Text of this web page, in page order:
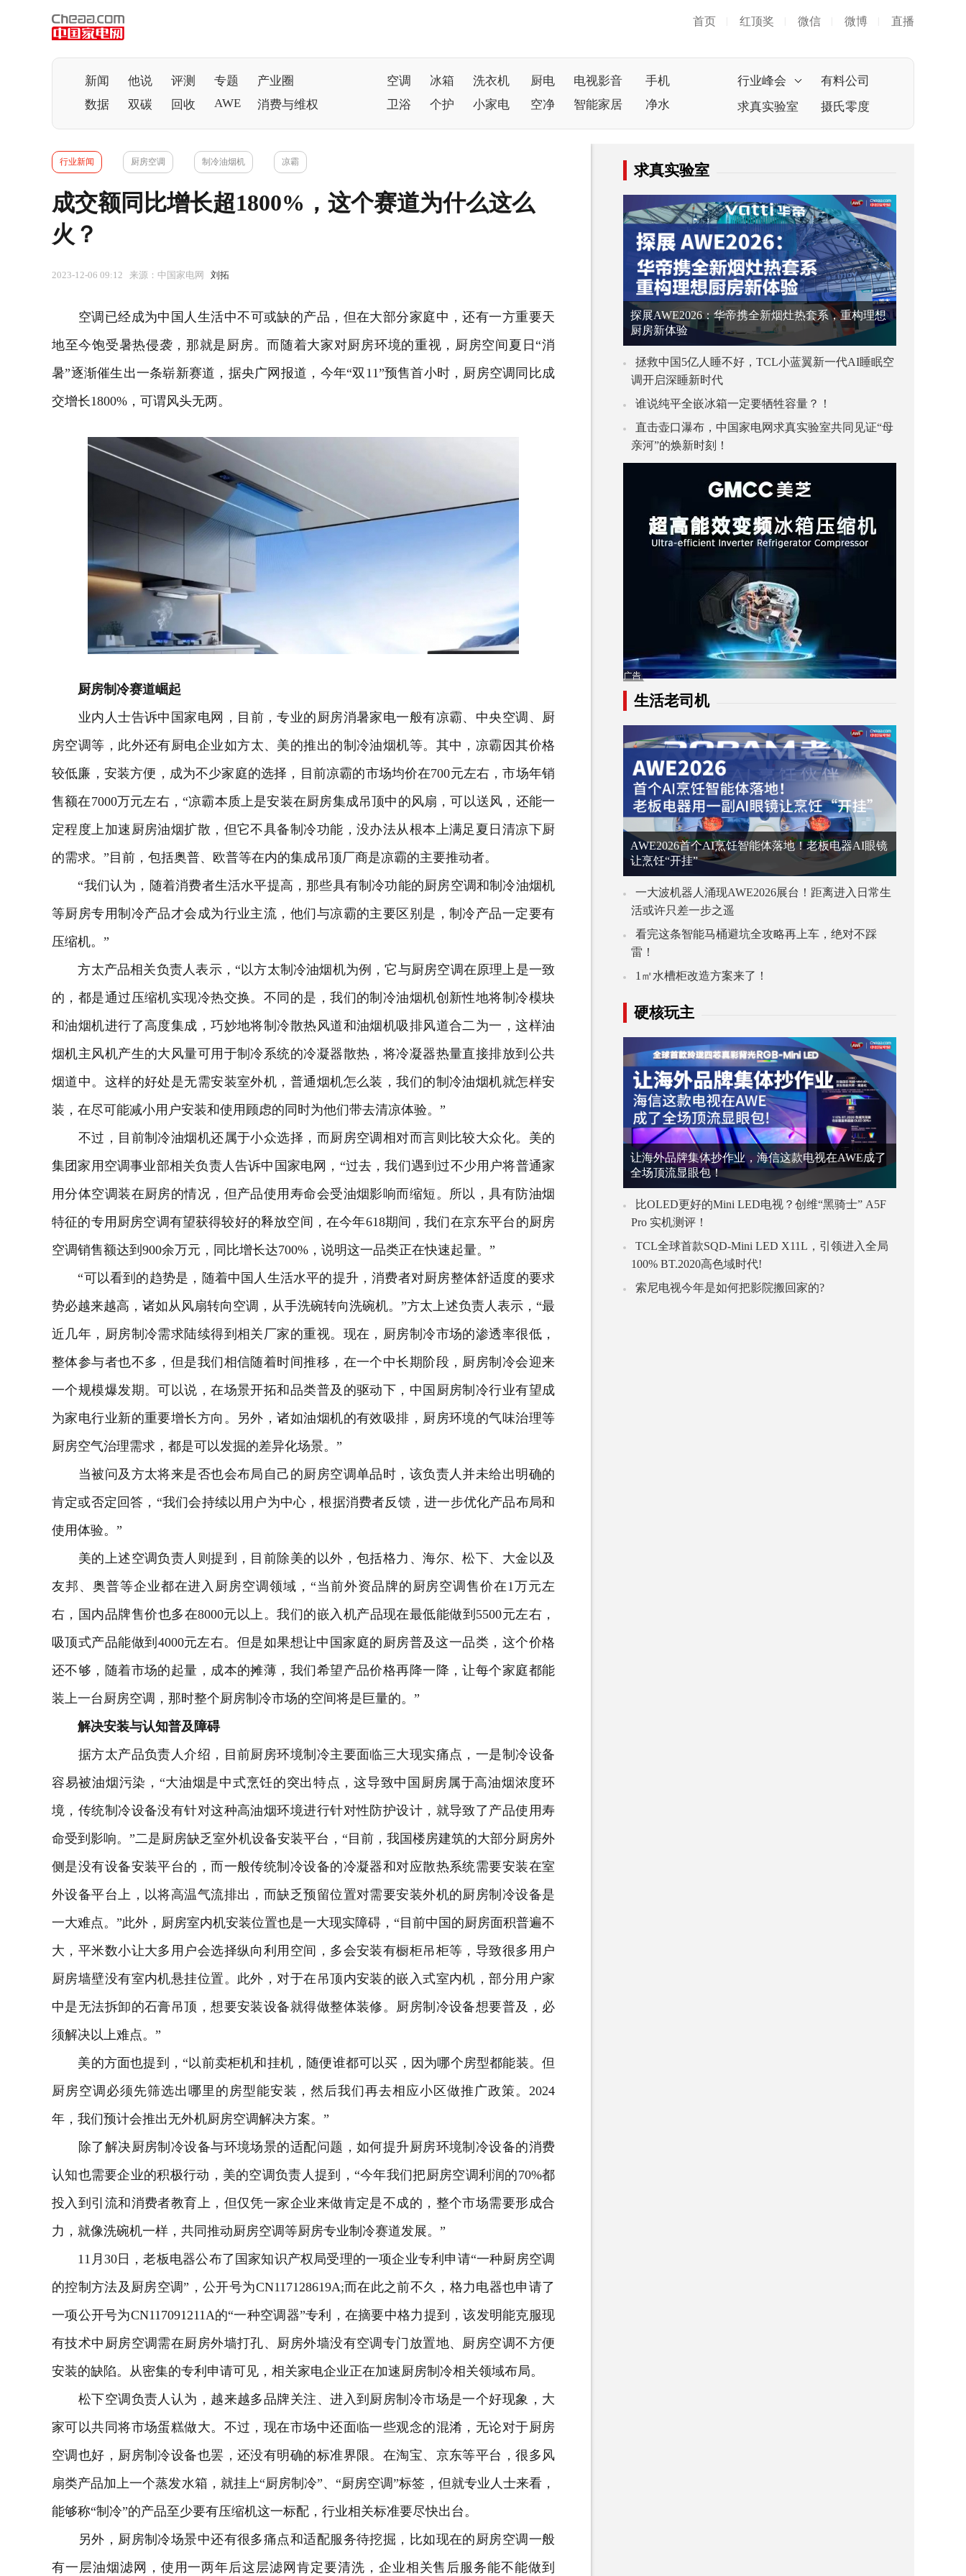
首页 红顶奖 微信 微博 直播
新闻 他说 评测 专题
产业圈
数据
双碳 回收 AWE 消费与维权
空调 冰箱 洗衣机 厨电 电视影音
手机
卫浴
个护 小家电 空净 智能家居 净水
行业峰会
有料公司
求真实验室
摄氏零度
行业新闻 厨房空调 制冷油烟机 凉霸
成交额同比增长超1800%，这个赛道为什么这么
火？
2023-12-06 09:12 来源：中国家电网 刘拓
空调 已经成为中国人生活中不可或缺的产品，但在大部分家庭中，还有一方重要天
地至今饱受暑热侵袭，那就是厨房。而随着大家对厨房环境的重视，厨房空间夏日“消
暑”逐渐催生出一条崭新赛道，据央广网报道，今年“双11”预售首小时，厨房空调同比成
交增长1800%，可谓风头无两。
厨房制冷赛道崛起
业内人士告诉中国家电网 ，目前，专业的厨房消暑家电一般有凉霸、 中央空调 、厨
房空调等，此外还有厨电企业如方太、美的推出的制冷油烟机等。其中，凉霸因其价格
较低廉，安装方便，成为不少家庭的选择，目前凉霸的市场均价在700元左右，市场年销
售额在7000万元左右，“凉霸本质上是安装在厨房集成吊顶中的风扇，可以送风，还能一
定程度上加速厨房油烟扩散，但它不具备制冷功能，没办法从根本上满足夏日清凉下厨
的需求。”目前，包括奥普、欧普等在内的集成吊顶厂商是凉霸的主要推动者。
“我们认为，随着消费者生活水平提高，那些具有制冷功能的厨房空调和制冷油烟机
等厨房专用制冷产品才会成为行业主流，他们与凉霸的主要区别是，制冷产品一定要有
压缩机。”
方太产品相关负责人表示，“以方太制冷油烟机为例，它与厨房空调在原理上是一致
的，都是通过压缩机实现冷热交换。不同的是，我们的制冷油烟机创新性地将制冷模块
和油烟机进行了高度集成，巧妙地将制冷散热风道和油烟机吸排风道合二为一，这样油
烟机主风机产生的大风量可用于制冷系统的冷凝器散热，将冷凝器热量直接排放到公共
烟道中。这样的好处是无需安装室外机，普通烟机怎么装，我们的制冷油烟机就怎样安
装，在尽可能减小用户安装和使用顾虑的同时为他们带去清凉体验。”
不过，目前制冷油烟机还属于小众选择，而厨房空调相对而言则比较大众化。美的
集团 家用空调事业部相关负责人告诉中国家电网，“过去，我们遇到过不少用户将普通家
用分体空调装在厨房的情况，但产品使用寿命会受油烟影响而缩短。所以，具有防油烟
特征的专用厨房空调有望获得较好的释放空间，在今年618期间，我们在京东平台的厨房
空调销售额达到900余万元，同比增长达700%，说明这一品类正在快速起量。”
“可以看到的趋势是，随着中国人生活水平的提升，消费者对厨房整体舒适度的要求
势必越来越高，诸如从风扇转向空调，从手洗碗转向洗碗机。”方太上述负责人表示，“最
近几年，厨房制冷需求陆续得到相关厂家的重视。现在，厨房制冷市场的渗透率很低，
整体参与者也不多，但是我们相信随着时间推移，在一个中长期阶段，厨房制冷会迎来
一个规模爆发期。可以说，在场景开拓和品类普及的驱动下，中国厨房制冷行业有望成
为家电行业新的重要增长方向。另外，诸如油烟机的有效吸排，厨房环境的气味治理等
厨房空气治理需求，都是可以发掘的差异化场景。”
当被问及方太将来是否也会布局自己的厨房空调单品时，该负责人并未给出明确的
肯定或否定回答，“我们会持续以用户为中心，根据消费者反馈，进一步优化产品布局和
使用体验。”
美的上述空调负责人则提到，目前除美的以外，包括格力、海尔、松下、大金以及
友邦、奥普等企业都在进入厨房空调领域，“当前外资品牌的厨房空调售价在1万元左
右，国内品牌售价也多在8000元以上。我们的嵌入机产品现在最低能做到5500元左右，
吸顶式产品能做到4000元左右。但是如果想让中国家庭的厨房普及这一品类，这个价格
还不够，随着市场的起量，成本的摊薄，我们希望产品价格再降一降，让每个家庭都能
装上一台厨房空调，那时整个厨房制冷市场的空间将是巨量的。”
解决安装与认知普及障碍
据方太产品负责人介绍，目前厨房环境制冷主要面临三大现实痛点，一是制冷设备
容易被油烟污染，“大油烟是中式烹饪的突出特点，这导致中国厨房属于高油烟浓度环
境，传统制冷设备没有针对这种高油烟环境进行针对性防护设计，就导致了产品使用寿
命受到影响。”二是厨房缺乏室外机设备安装平台，“目前，我国楼房建筑的大部分厨房外
侧是没有设备安装平台的，而一般传统制冷设备的冷凝器和对应散热系统需要安装在室
外设备平台上，以将高温气流排出，而缺乏预留位置对需要安装外机的厨房制冷设备是
一大难点。”此外，厨房室内机安装位置也是一大现实障碍，“目前中国的厨房面积普遍不
大，平米数小让大多用户会选择纵向利用空间，多会安装有橱柜吊柜等，导致很多用户
厨房墙壁没有室内机悬挂位置。此外，对于在吊顶内安装的嵌入式室内机，部分用户家
中是无法拆卸的石膏吊顶，想要安装设备就得做整体装修。厨房制冷设备想要普及，必
须解决以上难点。”
美的方面也提到，“以前卖柜机和挂机，随便谁都可以买，因为哪个房型都能装。但
厨房空调必须先筛选出哪里的房型能安装，然后我们再去相应小区做推广政策。2024
年，我们预计会推出无外机厨房空调解决方案。”
除了解决厨房制冷设备与环境场景的适配问题，如何提升厨房环境制冷设备的消费
认知也需要企业的积极行动，美的空调负责人提到，“今年我们把厨房空调利润的70%都
投入到引流和消费者教育上，但仅凭一家企业来做肯定是不成的，整个市场需要形成合
力，就像洗碗机一样，共同推动厨房空调等厨房专业制冷赛道发展。”
11月30日，老板电器公布了国家知识产权局受理的一项企业专利申请“一种厨房空调
的控制方法及厨房空调”，公开号为CN117128619A;而在此之前不久，格力电器也申请了
一项公开号为CN117091211A的“一种空调器”专利，在摘要中格力提到，该发明能克服现
有技术中厨房空调需在厨房外墙打孔、厨房外墙没有空调专门放置地、厨房空调不方便
安装的缺陷。从密集的专利申请可见，相关家电企业正在加速厨房制冷相关领域布局。
松下空调负责人认为，越来越多品牌关注、进入到厨房制冷市场是一个好现象，大
家可以共同将市场蛋糕做大。不过，现在市场中还面临一些观念的混淆，无论对于厨房
空调也好，厨房制冷设备也罢，还没有明确的标准界限。在淘宝、京东等平台，很多风
扇类产品加上一个蒸发水箱，就挂上“厨房制冷”、“厨房空调”标签，但就专业人士来看，
能够称“制冷”的产品至少要有压缩机这一标配，行业相关标准要尽快出台。
另外，厨房制冷场景中还有很多痛点和适配服务待挖掘，比如现在的厨房空调一般
有一层油烟滤网，使用一两年后这层滤网肯定要清洗，企业相关售后服务能不能做到
求真实验室
探展AWE2026：华帝携全新烟灶热套系，重构理想
厨房新体验
拯救中国5亿人睡不好，TCL小蓝翼新一代AI睡眠空
调开启深睡新时代
谁说纯平全嵌冰箱一定要牺牲容量？！
直击壶口瀑布，中国家电网求真实验室共同见证“母
亲河”的焕新时刻！
生活老司机
AWE2026首个AI烹饪智能体落地！老板电器AI眼镜
让烹饪“开挂”
一大波机器人涌现AWE2026展台！距离进入日常生
活或许只差一步之遥
看完这条智能马桶避坑全攻略再上车，绝对不踩
雷！
1㎡水槽柜改造方案来了！
硬核玩主
让海外品牌集体抄作业，海信这款电视在AWE成了
全场顶流显眼包！
比OLED更好的Mini LED电视？创维“黑骑士” A5F
Pro 实机测评！
TCL全球首款SQD-Mini LED X11L，引领进入全局
100% BT.2020高色域时代!
索尼电视今年是如何把影院搬回家的?